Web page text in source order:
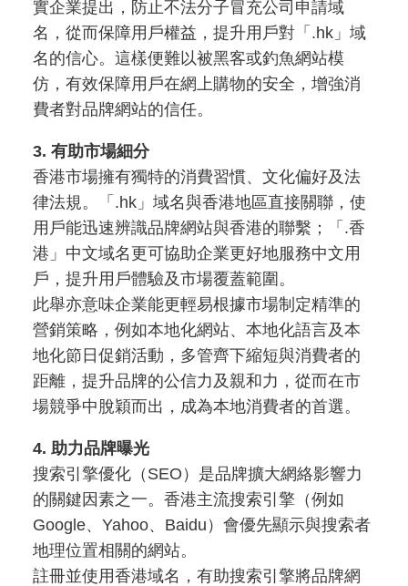
實企業提出，防止不法分子冒充公司申請域
名，從而保障用戶權益，提升用戶對「.hk」域
名的信心。這樣便難以被黑客或釣魚網站模
仿，有效保障用戶在網上購物的安全，增強消
費者對品牌網站的信任。
3. 有助市場細分
香港市場擁有獨特的消費習慣、文化偏好及法
律法規。「.hk」域名與香港地區直接關聯，使
用戶能迅速辨識品牌網站與香港的聯繫；「.香
港」中文域名更可協助企業更好地服務中文用
戶，提升用戶體驗及市場覆蓋範圍。
此舉亦意味企業能更輕易根據市場制定精準的
營銷策略，例如本地化網站、本地化語言及本
地化節日促銷活動，多管齊下縮短與消費者的
距離，提升品牌的公信力及親和力，從而在市
場競爭中脫穎而出，成為本地消費者的首選。
4. 助力品牌曝光
搜索引擎優化（SEO）是品牌擴大網絡影響力
的關鍵因素之一。香港主流搜索引擎（例如
Google、Yahoo、Baidu）會優先顯示與搜索者
地理位置相關的網站。
註冊並使用香港域名，有助搜索引擎將品牌網